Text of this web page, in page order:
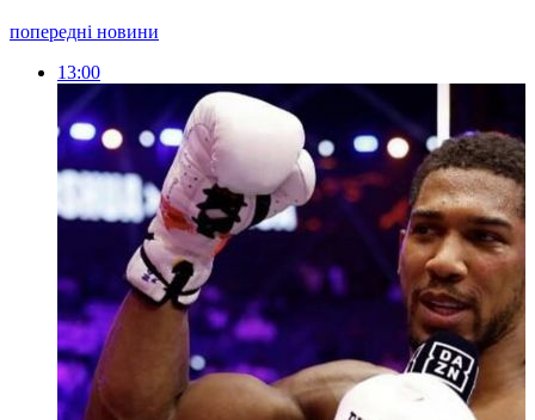
попередні новини
13:00